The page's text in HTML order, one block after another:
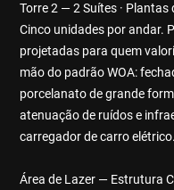
Torre 2 — 2 Suítes · Plantas
Cinco unidades por andar.
projetadas para quem
mão do padrão WOA:
porcelanato de grande
atenuação de ruídos e
carregador de carro
Área de Lazer — Estrutura